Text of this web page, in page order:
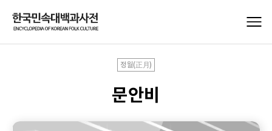
정월(正月)
문안비